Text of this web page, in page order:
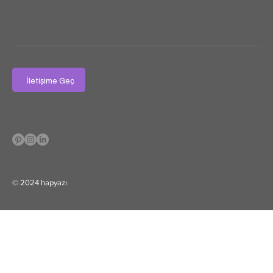
© 2024 hapyazı
İletişime Geç